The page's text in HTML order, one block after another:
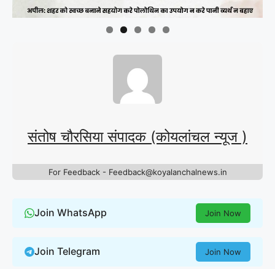
संतोष चौरसिया संपादक (कोयलांचल न्यूज )
For Feedback - Feedback@koyalanchalnews.in
Join WhatsApp Join Now
Join Telegram Join Now